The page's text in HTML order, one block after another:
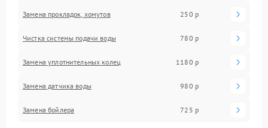
Замена прокладок, хомутов 250 р
Чистка системы подачи воды 780 р
Замена уплотнительных колец 1180 р
Замена датчика воды 980 р
Замена бойлера 725 р